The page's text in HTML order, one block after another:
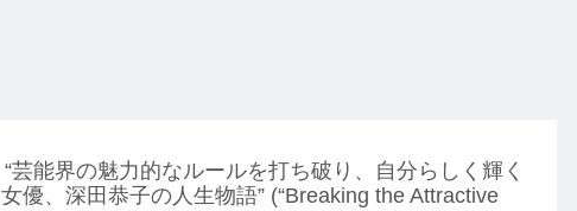
“芸能界の魅力的なルールを打ち破り、自分らしく輝く
女優、深田恭子の人生物語” (“Breaking the Attractive